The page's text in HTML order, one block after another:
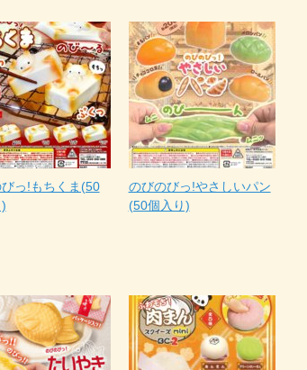
っ!もちくま(50
のびのびっ!やさしいパン
(50個入り)